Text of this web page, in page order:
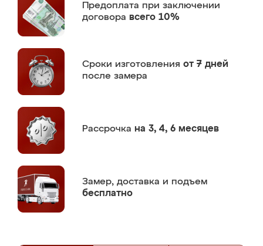
Предоплата при заключении
договора всего 10%
Сроки изготовления от 7 дней
после замера
Рассрочка на 3, 4, 6 месяцев
Замер, доставка и подъем
бесплатно